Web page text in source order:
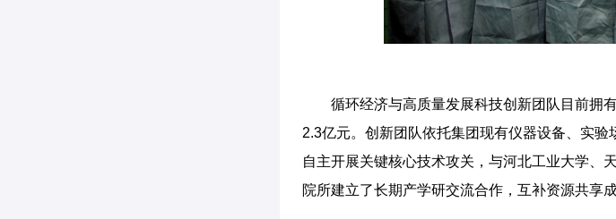
循环经济与高质量发展科技创新团队目前拥
2.3亿元。创新团队依托集团现有仪器设备、实
自主开展关键核心技术攻关，与河北工业大学、
院所建立了长期产学研交流合作，互补资源共享